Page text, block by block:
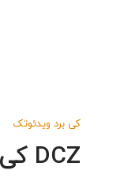
کی برد ویدئوتک
DCZ کی برد ویدئوتک